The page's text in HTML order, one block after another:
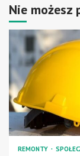
Nie możesz
REMONTY